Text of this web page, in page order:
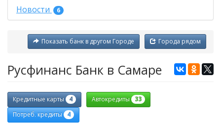
Новости 6
Города рядом
Показать банк в другом Городе
Русфинанс Банк в Самаре
Кредитные карты 4 Автокредиты
33
Потреб. кредиты 4